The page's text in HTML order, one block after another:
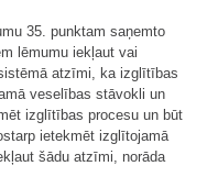
35. punktam saņemto
lēmumu iekļaut vai
atzīmi, ka izglītības
veselības stāvokli un
izglītības procesu un būt
ietekmēt izglītojamā
šādu atzīmi, norāda